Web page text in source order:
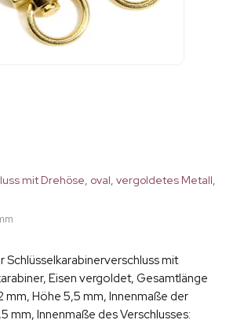
mit Drehöse, oval, vergoldetes Metall,
Schlüsselkarabinerverschluss mit
Eisen vergoldet, Gesamtlänge
mm, Höhe 5,5 mm, Innenmaße der
mm, Innenmaße des Verschlusses: